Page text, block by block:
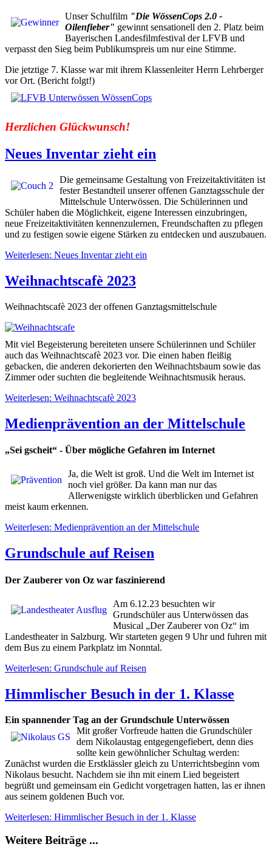
Unser Schulfilm "Die WössenCops 2.0 -
Oilenfieber" gewinnt sensationell den 2. Platz beim
Bayerischen Landesfilmfestival der LFVB und
verpasst den Sieg beim Publikumspreis um nur eine Stimme.
Die jetztige 7. Klasse war mit ihrem Klassenleiter Herrn Lehrberger
vor Ort. (Bericht folgt!)
Herzlichen Glückwunsch!
Neues Inventar zieht ein
Die gemeinsame Gestaltung von Freizeitaktivitäten ist
fester Bestandteil unserer offenen Ganztagsschule der
Mittelschule Unterwössen. Die Schülerinnen und
Schüler haben die Möglichkeit, eigene Interessen einzubringen,
neue Freizeitaktivitäten kennenzulernen, Freundschaften zu pflegen
und zu festigen sowie eigene Stärken zu entdecken und auszubauen.
Weiterlesen: Neues Inventar zieht ein
Weihnachtscafè 2023
Weihnachtscafè 2023 der offenen Ganztagsmittelschule
Mit viel Begeisterung bereiteten unsere Schülerinnen und Schüler
auch das Weihnachtscafè 2023 vor. Die einen haben fleißig
gebacken, die anderen dekorierten den Weihnachtsbaum sowie das
Zimmer oder suchten die begleitende Weihnachtsmusik heraus.
Weiterlesen: Weihnachtscafè 2023
Medienprävention an der Mittelschule
„Sei gscheit“ - Über mögliche Gefahren im Internet
Ja, die Welt ist groß. Und die Welt im Internet ist
noch viel größer. Da kann man nur das
Allerwenigste wirklich überblicken und Gefahren
meist kaum erkennen.
Weiterlesen: Medienprävention an der Mittelschule
Grundschule auf Reisen
Der Zauberer von Oz war faszinierend
Am 6.12.23 besuchten wir
Grundschüler aus Unterwössen das
Musical „Der Zauberer von Oz“ im
Landestheater in Salzburg. Wir starteten gegen 9 Uhr und fuhren mit
dem Bus zu einem Parkplatz im Nonntal.
Weiterlesen: Grundschule auf Reisen
Himmlischer Besuch in der 1. Klasse
Ein spannender Tag an der Grundschule Unterwössen
Mit großer Vorfreude hatten die Grundschüler
dem Nikolaustag entgegengefiebert, denn dies
sollte kein gewöhnlicher Schultag werden:
Zunächst wurden die Erstklässler gleich zu Unterrichtsbeginn vom
Nikolaus besucht. Nachdem sie ihn mit einem Lied begeistert
begrüßt und gemeinsam ein Gedicht vorgetragen hatten, las er ihnen
aus seinem goldenen Buch vor.
Weiterlesen: Himmlischer Besuch in der 1. Klasse
Weitere Beiträge ...